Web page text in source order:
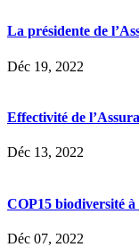
La présidente de
Déc 19, 2022
Effectivité de
Déc 13, 2022
COP15 biodiversité
Déc 07, 2022